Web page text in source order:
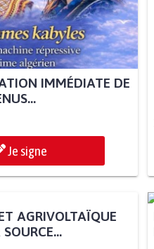
IMMÉDIATE DE
Je signe
AGRIVOLTAÏQUE